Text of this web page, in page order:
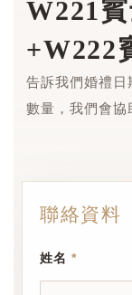
W221
+W222
告訴我們婚禮日
數量，我們會協
聯絡資料
姓名 *